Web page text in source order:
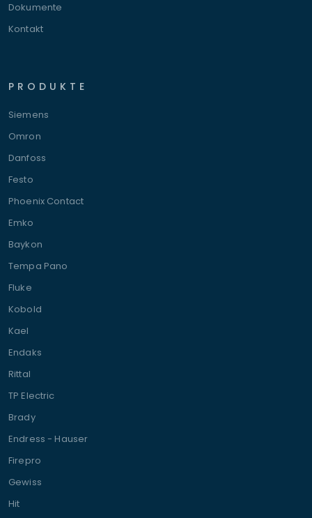
Dokumente
Kontakt
PRODUKTE
Siemens
Omron
Danfoss
Festo
Phoenix Contact
Emko
Baykon
Tempa Pano
Fluke
Kobold
Kael
Endaks
Rittal
TP Electric
Brady
Endress - Hauser
Firepro
Gewiss
Hit